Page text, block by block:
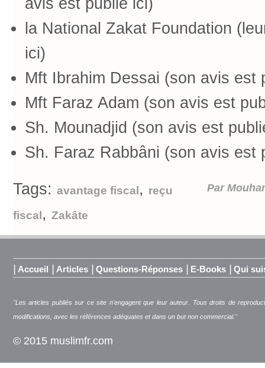
la National Zakat Foundation
ici)
Mft Ibrahim Dessai (son avis est
Mft Faraz Adam (son avis est
Sh. Mounadjid (son avis est
Sh. Faraz Rabbâni (son avis est
Par
Tags: avantage fiscal, reçu
fiscal, Zakâte
| Accueil | Articles | Questions-Réponses | E-Books | Qui
"Les articles publiés sur ce site n'engagent que leur auteur. Tous droits de
modifications, avec les références adéquates et dans un but non commercial."
© 2015 muslimfr.com